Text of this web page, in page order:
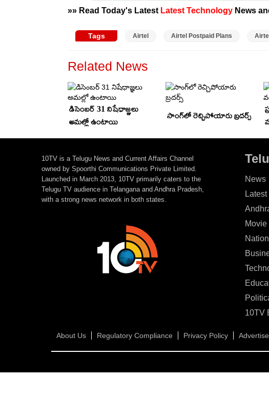
»» Read Today's Latest Latest Technology News
Tags Airtel Airtel Postpaid Plans
Related News
డిసెంబర్ 31 నిషేధాజ్ఞలు
అమల్లో ఉంటాయి
సాంగ్‌లో రెచ్చిపోయారు బ్రదర్స్
10TV is a Telugu News and Current Affairs Channel
owned by Spoorthi Communications Private Limited.
Launched in March 2013, 10TV primarily caters to the
Telugu TV audience in Telangana and Andhra Pradesh,
with a strong news network in both states.
News
10TV
About Us Regulatory Compliance Privacy Policy Advertise